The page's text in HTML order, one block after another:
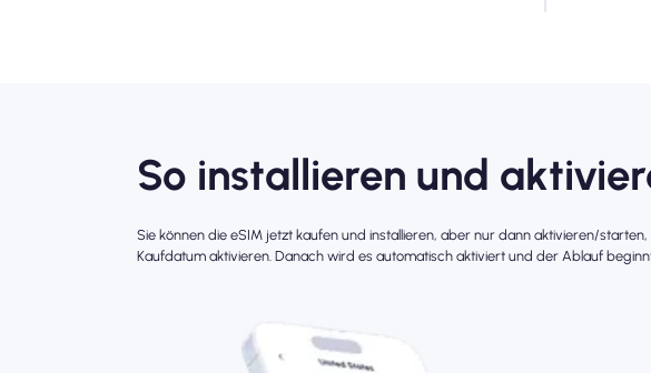
So installieren und
Sie können die eSIM jetzt kaufen und installieren, aber nur dann aktivieren/
Kaufdatum aktivieren. Danach wird es automatisch aktiviert und der Ablauf